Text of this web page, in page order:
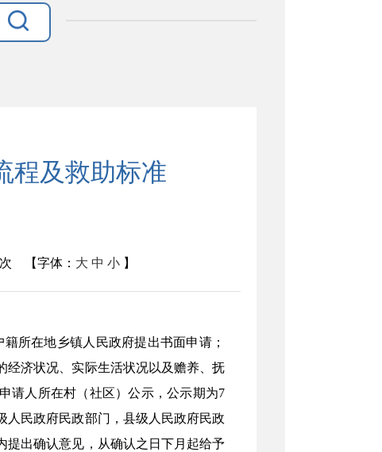
程及救助标准
【字体： 大 中 小 】
所在地乡镇人民政府提出书面申请；
经济状况、实际生活状况以及赡养、抚
请人所在村（社区）公示，公示期为7
人民政府民政部门，县级人民政府民政
提出确认意见，从确认之日下月起给予